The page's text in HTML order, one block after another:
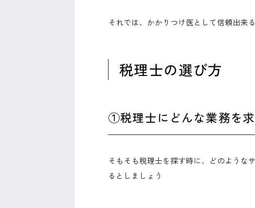
それでは、かかりつけ医として信頼出来
税理士の選び方
①税理士にどんな業務を
そもそも税理士を探す時に、どのような
るとしましょう